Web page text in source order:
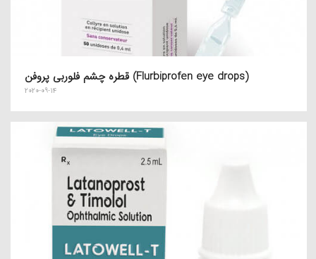
قطره چشم فلوربی پروفن (Flurbiprofen eye drops)
2020-09-14